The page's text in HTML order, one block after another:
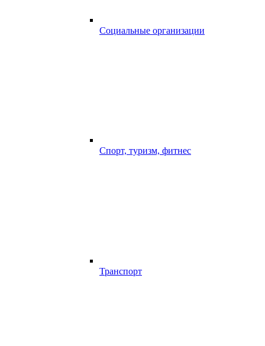
Социальные организации
Спорт, туризм, фитнес
Транспорт